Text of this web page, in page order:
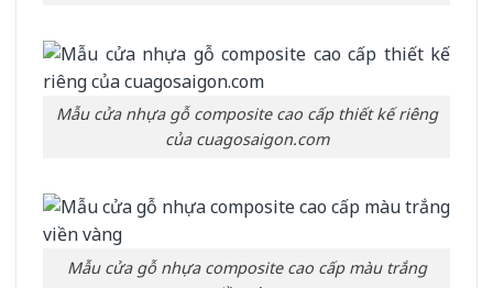
Mẫu cửa nhựa gỗ composite cao cấp thiết kế riêng
của cuagosaigon.com
Mẫu cửa gỗ nhựa composite cao cấp màu trắng